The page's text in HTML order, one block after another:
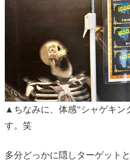
▲ちなみに、体感”シャゲキン
す。笑
多分どっかに隠しターゲット